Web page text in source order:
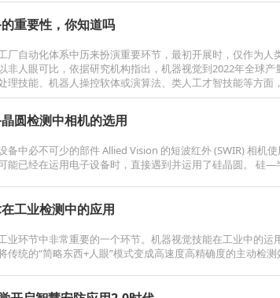
重要性，你知道吗
厂自动化体系中历来扮演重要环节，最初开展时，仅作为
非人眼可比，依据研究机构指出，机器视觉到2022年全球
理技能、机器人操控软体或演算法、类人工才智技能等方面
圆检测中相机的选用
备中必不可少的部件 Allied Vision 的短波红外 (SWIR) 相机
能已经在运用电子设备时，直接遇到并运用了硅晶圆。 硅—
工业检测中的应用
业环节中非常重要的一个环节。机器视觉技能在工业中的
传统的“简略东西+人眼”模式变成高速度高精确度的主动检测